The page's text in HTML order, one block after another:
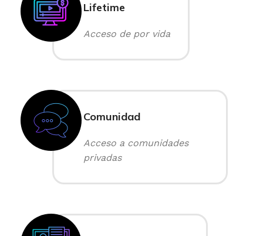
Lifetime
Acceso de por vida
Comunidad
Acceso a comunidades
privadas